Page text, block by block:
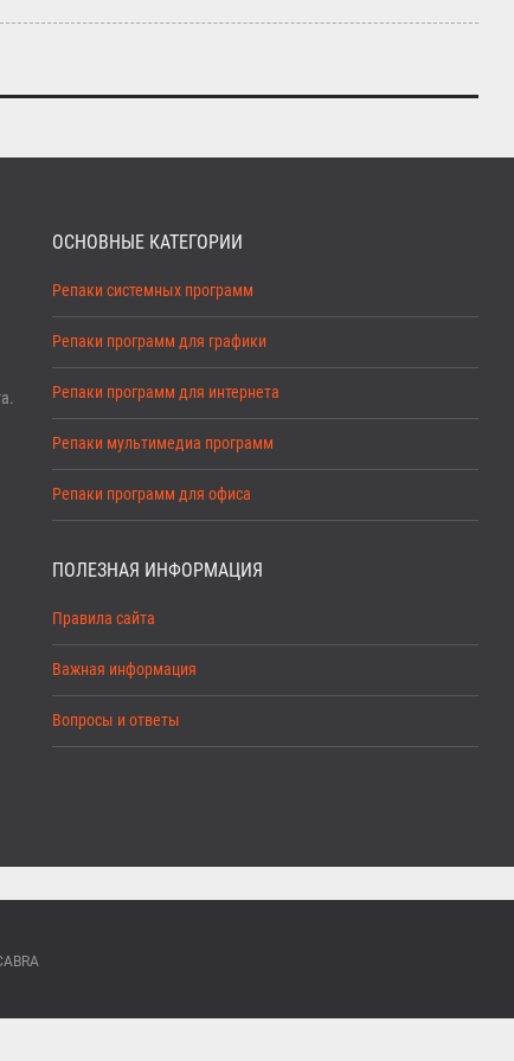
ОСНОВНЫЕ КАТЕГОРИИ
Репаки системных программ
Репаки программ для графики
Репаки программ для интернета
Репаки мультимедиа программ
Репаки программ для офиса
ПОЛЕЗНАЯ ИНФОРМАЦИЯ
Правила сайта
Важная информация
Вопросы и ответы